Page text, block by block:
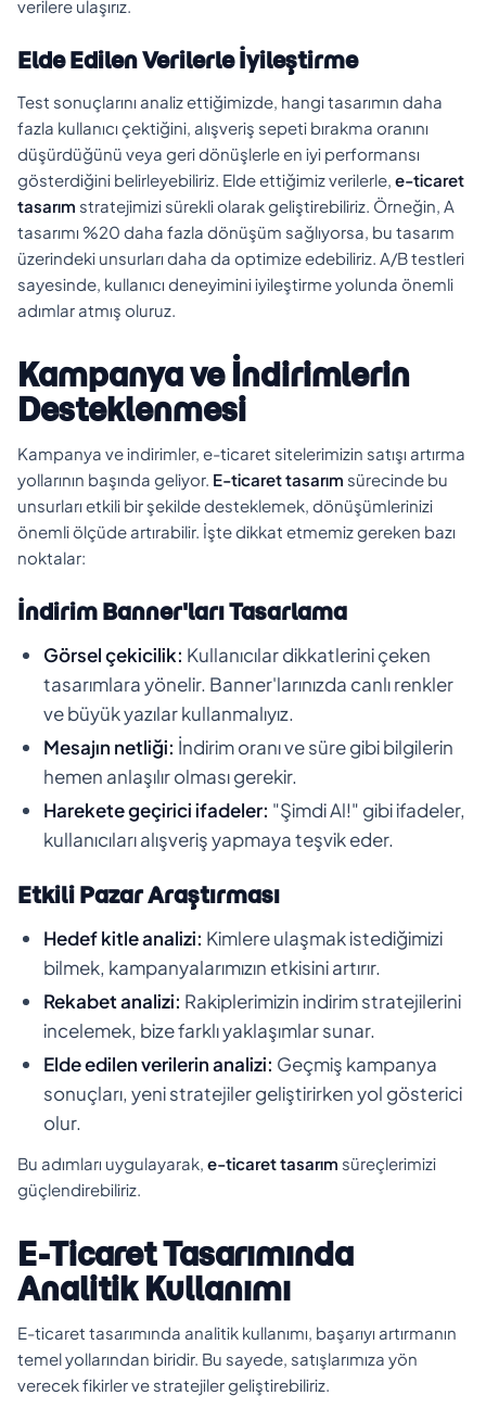
verilere ulaşırız.
Elde Edilen Verilerle İyileştirme
Test sonuçlarını analiz ettiğimizde, hangi tasarımın daha
fazla kullanıcı çektiğini, alışveriş sepeti bırakma oranını
düşürdüğünü veya geri dönüşlerle en iyi performansı
gösterdiğini belirleyebiliriz. Elde ettiğimiz verilerle, e-ticaret
tasarım stratejimizi sürekli olarak geliştirebiliriz. Örneğin, A
tasarımı %20 daha fazla dönüşüm sağlıyorsa, bu tasarım
üzerindeki unsurları daha da optimize edebiliriz. A/B testleri
sayesinde, kullanıcı deneyimini iyileştirme yolunda önemli
adımlar atmış oluruz.
Kampanya ve İndirimlerin
Desteklenmesi
Kampanya ve indirimler, e-ticaret sitelerimizin satışı artırma
yollarının başında geliyor. E-ticaret tasarım sürecinde bu
unsurları etkili bir şekilde desteklemek, dönüşümlerinizi
önemli ölçüde artırabilir. İşte dikkat etmemiz gereken bazı
noktalar:
İndirim Banner'ları Tasarlama
Görsel çekicilik: Kullanıcılar dikkatlerini çeken
tasarımlara yönelir. Banner'larınızda canlı renkler
ve büyük yazılar kullanmalıyız.
Mesajın netliği: İndirim oranı ve süre gibi bilgilerin
hemen anlaşılır olması gerekir.
Harekete geçirici ifadeler: "Şimdi Al!" gibi ifadeler,
kullanıcıları alışveriş yapmaya teşvik eder.
Etkili Pazar Araştırması
Hedef kitle analizi: Kimlere ulaşmak istediğimizi
bilmek, kampanyalarımızın etkisini artırır.
Rekabet analizi: Rakiplerimizin indirim stratejilerini
incelemek, bize farklı yaklaşımlar sunar.
Elde edilen verilerin analizi: Geçmiş kampanya
sonuçları, yeni stratejiler geliştirirken yol gösterici
olur.
Bu adımları uygulayarak, e-ticaret tasarım süreçlerimizi
güçlendirebiliriz.
E-Ticaret Tasarımında
Analitik Kullanımı
E-ticaret tasarımında analitik kullanımı, başarıyı artırmanın
temel yollarından biridir. Bu sayede, satışlarımıza yön
verecek fikirler ve stratejiler geliştirebiliriz.